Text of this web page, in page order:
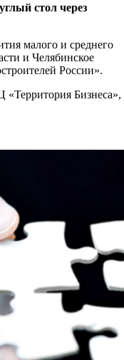
стол через
малого и среднего
и Челябинское
России».
Бизнеса»,